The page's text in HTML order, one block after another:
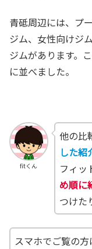
青砥周辺には、プ
ジム、女性向けジ
ジムがあります。
に並べました。
fitくん
他の比
した紹
フィッ
め順に
つけた
スマホでご覧の